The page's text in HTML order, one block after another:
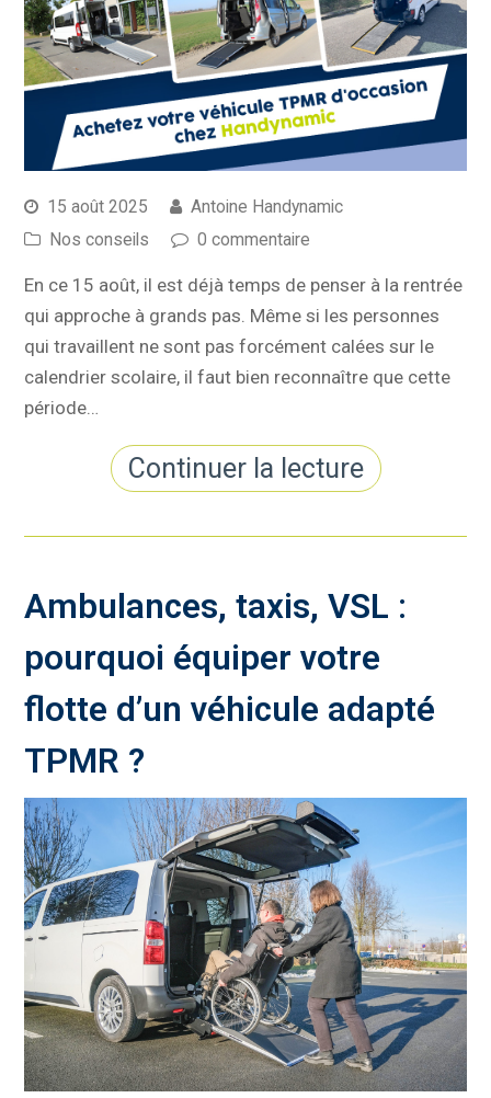
15 août 2025
Antoine Handynamic
Nos conseils
0 commentaire
En ce 15 août, il est déjà temps de penser à la rentrée
qui approche à grands pas. Même si les personnes
qui travaillent ne sont pas forcément calées sur le
calendrier scolaire, il faut bien reconnaître que cette
période…
Continuer la lecture
Ambulances, taxis, VSL :
pourquoi équiper votre
flotte d’un véhicule adapté
TPMR ?